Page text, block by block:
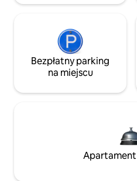
Bezpłatny parking
na miejscu
Apartament